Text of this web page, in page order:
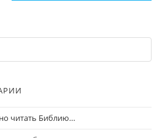
читать Библию…